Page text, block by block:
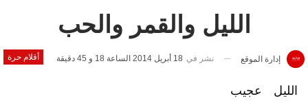
الليل والقمر والحب
أقلام حرة إدارة الموقع نشر في 18 أبريل 2014 الساعة 18 و 45 دقيقة
الليل عجيب